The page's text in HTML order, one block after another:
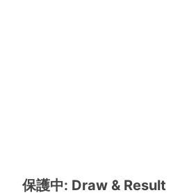
保護中: Draw & Result